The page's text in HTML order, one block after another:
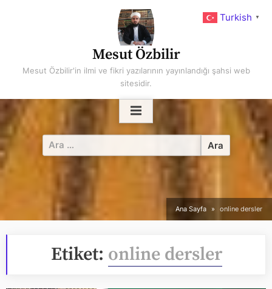
Mesut Özbilir
Mesut Özbilir'in ilmi ve fikri yazılarının yayınlandığı şahsi web
sitesidir.
Arama:
Ana Sayfa online dersler
Etiket: online dersler
Turkish ▼